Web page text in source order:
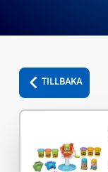
TILLBAKA